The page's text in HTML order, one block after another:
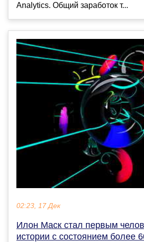
Analytics. Общий заработок т...
02:23, 17 Дек
Илон Маск стал первым
истории с состоянием более